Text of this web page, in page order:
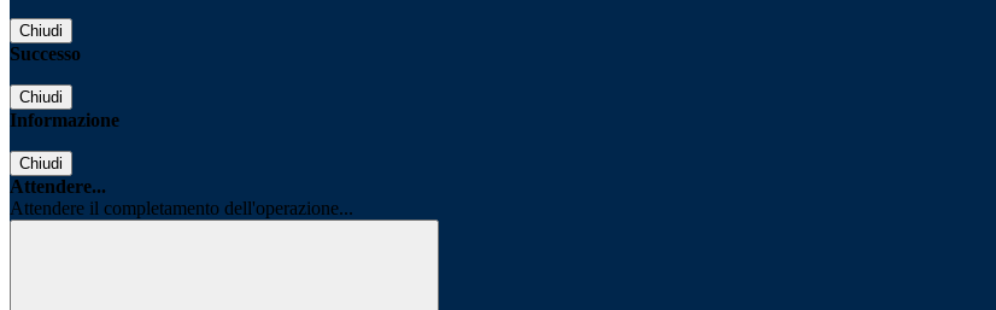
Chiudi
Successo
Chiudi
Informazione
Chiudi
Attendere...
Attendere il completamento dell'operazione...